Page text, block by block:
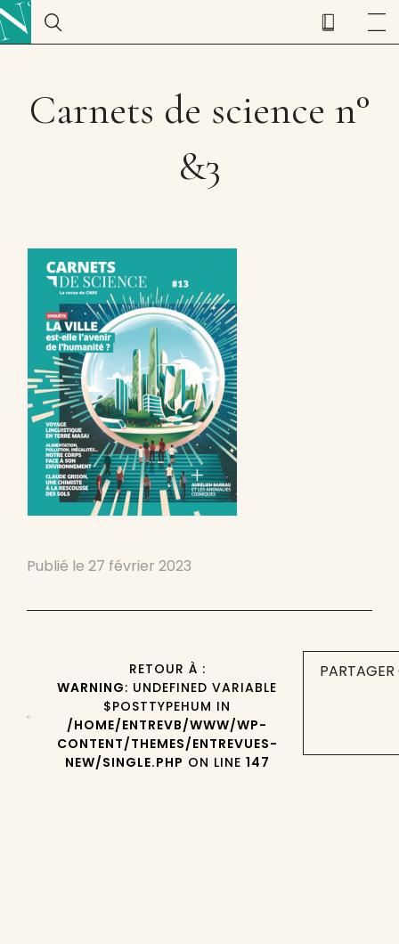
Carnets de science n°
&3
Publié le 27 février 2023
RETOUR À :
WARNING: UNDEFINED VARIABLE
$POSTTYPEHUM IN
/HOME/ENTREVB/WWW/WP-
CONTENT/THEMES/ENTREVUES-
NEW/SINGLE.PHP ON LINE 147